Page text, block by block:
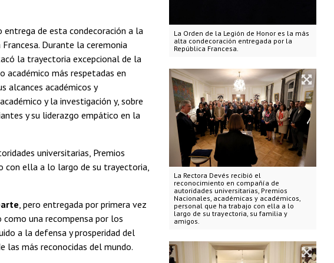
La Orden de la Legión de Honor es la más
alta condecoración entregada por la
República Francesa.
La Rectora Devés recibió el
reconocimiento en compañía de
autoridades universitarias, Premios
Nacionales, académicas y académicos,
personal que ha trabajo con ella a lo
largo de su trayectoria, su familia y
amigos.
entrega de esta condecoración a la
Durante la ceremonia
la trayectoria excepcional de la
académico más respetadas en
alcances académicos y
y la investigación y, sobre
y su liderazgo empático en la
universitarias, Premios
con ella a lo largo de su trayectoria,
, pero entregada por primera vez
una recompensa por los
a la defensa y prosperidad del
las más reconocidas del mundo.